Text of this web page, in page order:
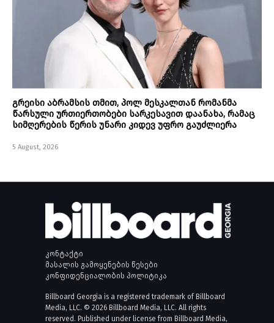
გრეისი აბრამსის თმით, პოლ მესკალთან რომანმა
წარსული ურთიერთობები სარკესავით დაანახა, რამაც
სიმღერების წერის უნარი კიდევ უფრო გაუძლიერა
5 August, 2026
კონტაქტი
მასალის გამოყენების წესები
კონფიდენციალობის პოლიტიკა
Billboard Georgia is a registered trademark of Billboard
Media, LLC. © 2026 Billboard Media, LLC. All rights
reserved. Published under license from Billboard Media,